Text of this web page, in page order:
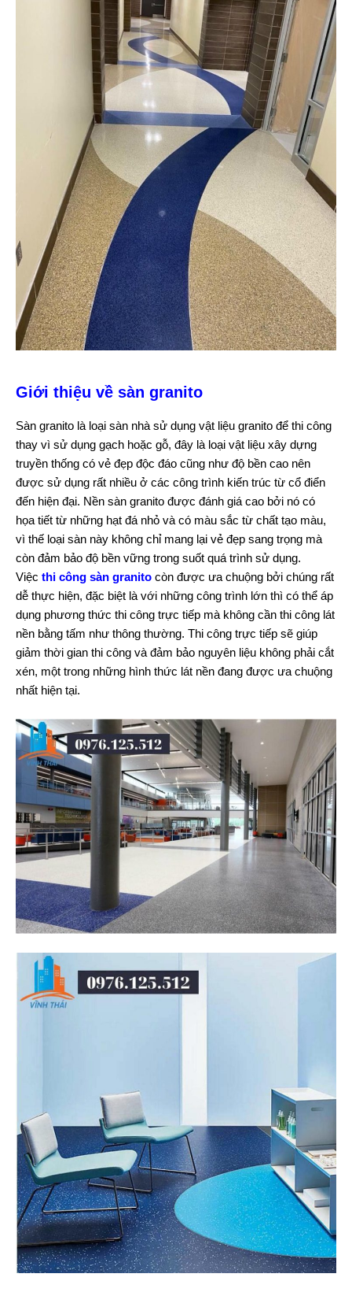
Giới thiệu về sàn granito
Sàn granito là loại sàn nhà sử dụng vật liệu granito để thi công
thay vì sử dụng gạch hoặc gỗ, đây là loại vật liệu xây dựng
truyền thống có vẻ đẹp độc đáo cũng như độ bền cao nên
được sử dụng rất nhiều ở các công trình kiến trúc từ cổ điển
đến hiện đại. Nền sàn granito được đánh giá cao bởi nó có
họa tiết từ những hạt đá nhỏ và có màu sắc từ chất tạo màu,
vì thế loại sàn này không chỉ mang lại vẻ đẹp sang trọng mà
còn đảm bảo độ bền vững trong suốt quá trình sử dụng.
Việc thi công sàn granito còn được ưa chuộng bởi chúng rất
dễ thực hiện, đặc biệt là với những công trình lớn thì có thể áp
dụng phương thức thi công trực tiếp mà không cần thi công lát
nền bằng tấm như thông thường. Thi công trực tiếp sẽ giúp
giảm thời gian thi công và đảm bảo nguyên liệu không phải cắt
xén, một trong những hình thức lát nền đang được ưa chuộng
nhất hiện tại.